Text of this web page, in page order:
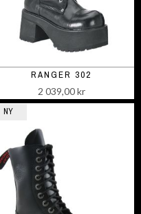
RANGER 302
2 039,00 kr
NY